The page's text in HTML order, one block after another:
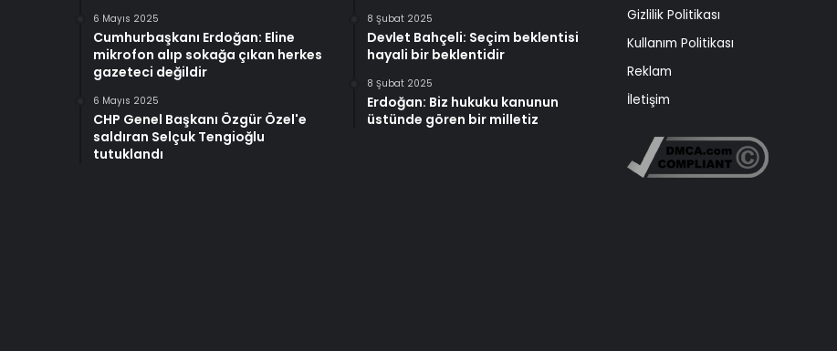
6 Mayıs 2025
Cumhurbaşkanı Erdoğan: Eline
mikrofon alıp sokağa çıkan herkes
gazeteci değildir
6 Mayıs 2025
CHP Genel Başkanı Özgür Özel'e
saldıran Selçuk Tengioğlu
tutuklandı
8 Şubat 2025
Devlet Bahçeli: Seçim beklentisi
hayali bir beklentidir
8 Şubat 2025
Erdoğan: Biz hukuku kanunun
üstünde gören bir milletiz
Gizlilik Politikası
Kullanım Politikası
Reklam
İletişim